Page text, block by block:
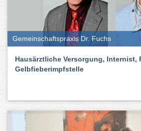
Gemeinschaftspraxis Dr. Fuchs
Hausärztliche Versorgung, Internist,
Gelbfieberimpfstelle